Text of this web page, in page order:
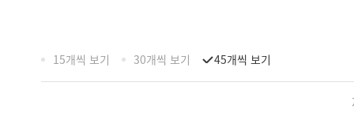
15개씩 보기 30개씩 보기 45개씩 보기